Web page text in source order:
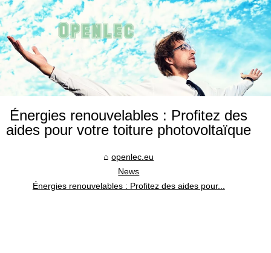
Énergies renouvelables : Profitez des
aides pour votre toiture photovoltaïque
openlec.eu
News
Énergies renouvelables : Profitez des aides pour...